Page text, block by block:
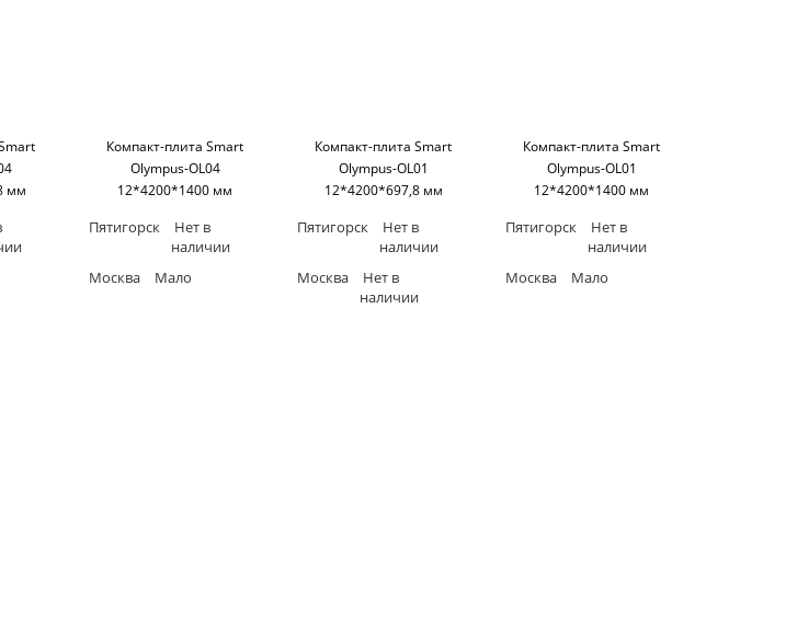
мм
Компакт-плита Smart
Olympus-OL04
12*4200*1400 мм
основание) SM'art
Пятигорск
Нет в
наличии
Москва
Мало
Компакт-плита Smart
Olympus-OL01
12*4200*697,8 мм
основание) SM'art
Пятигорск
Нет в
наличии
Москва
Нет в
наличии
Компакт-плита Smart
Olympus-OL01
12*4200*1400 мм
основание) SM'art
Пятигорск
Нет в
наличии
Москва
Мало